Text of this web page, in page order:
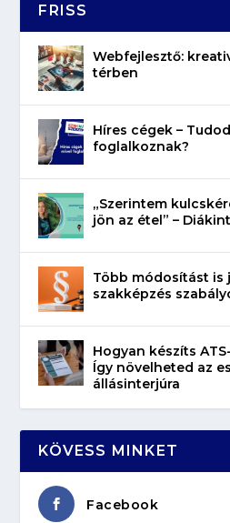
FRISS
Webfejlesztő:
térben
Híres cégek –
foglalkoznak?
„Szerintem
jön az étel” –
Több módosítást is
szakképzés
Hogyan készíts
Így növelheted az
állásinterjúra
KÖVESS MINKET
Facebook